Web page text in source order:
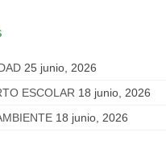
25 junio, 2026
ESCOLAR 18 junio, 2026
18 junio, 2026